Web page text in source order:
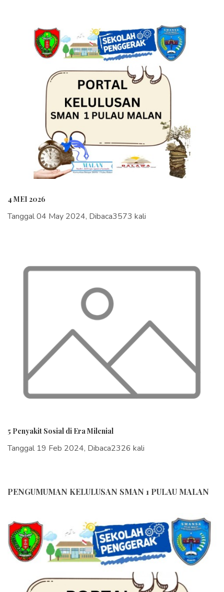
PENGUMUMAN KELULUSAN SMAN 1 PULAU MALAN
4 MEI 2026
Tanggal 04 May 2024, Dibaca3573 kali
5 Penyakit Sosial di Era Milenial
Tanggal 19 Feb 2024, Dibaca2326 kali